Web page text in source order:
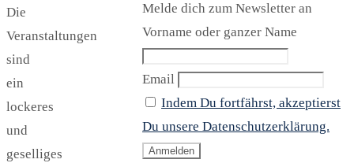
Die
Veranstaltungen
sind
ein
lockeres
und
geselliges
Melde dich zum Newsletter an
Vorname oder ganzer Name
Email
Indem Du fortfährst, akzeptierst
Du unsere Datenschutzerklärung.